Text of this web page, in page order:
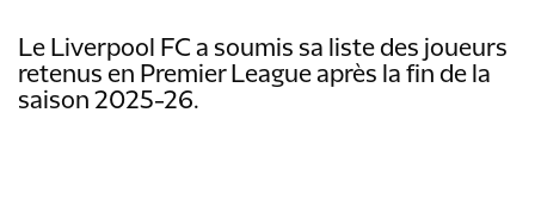
Le Liverpool FC a soumis sa liste des joueurs
retenus en Premier League après la fin de la
saison 2025-26.